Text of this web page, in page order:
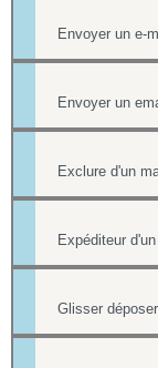
Envoyer un e-
Envoyer un
Expéditeur
Glisser